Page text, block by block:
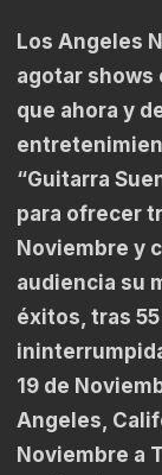
Los Angeles
agotar shows
que ahora y
“Guitarra
para ofrecer
Noviembre y
audiencia su
éxitos, tras
19 de
Angeles,
Noviembre a